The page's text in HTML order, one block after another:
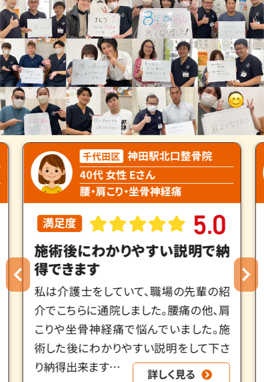
千代田区 神田駅北口整骨院
30代 女性 Tさん
産後骨盤矯正
満足度 4.8
産後骨盤矯正を安心して受けら
れます
産後骨盤矯正で2ヶ月ほど通院していま
す。産後3年経っておりますが、施術してい
ただいてから、履けなくなっていたズボン
が履ける様になりました！もっと早く骨盤
矯正をお…
詳しく見る